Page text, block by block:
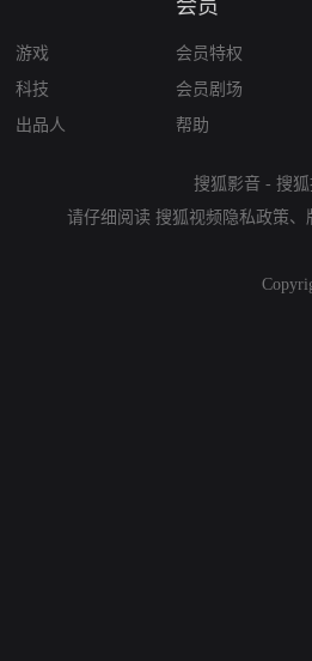
游戏
科技
出品人
会员
会员特权
会员剧场
帮助
搜狐影音 - 搜
请仔细阅读 搜狐视频隐私政策、